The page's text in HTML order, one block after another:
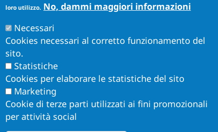
YouTube
loro utilizzo. No, dammi maggiori informazioni
Necessari
Cookies necessari al corretto funzionamento del
sito.
Statistiche
Cookies per elaborare le statistiche del sito
Marketing
Cookie di terze parti utilizzati ai fini promozionali
per attività social